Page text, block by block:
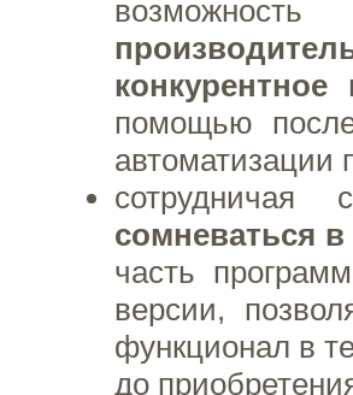
помощью
автоматизации
сомневаться
часть
версии,
функционал в
до